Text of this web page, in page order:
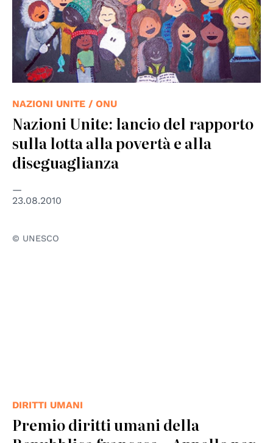
NAZIONI UNITE / ONU
Nazioni Unite: lancio del rapporto
sulla lotta alla povertà e alla
diseguaglianza
23.08.2010
© UNESCO
DIRITTI UMANI
Premio diritti umani della